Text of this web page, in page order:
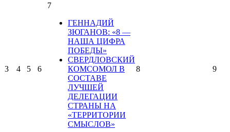
3 4 5 6
7
ГЕННАДИЙ
ЗЮГАНОВ: «8 —
НАША ЦИФРА
ПОБЕДЫ»
СВЕРДЛОВСКИЙ
КОМСОМОЛ В
СОСТАВЕ
ЛУЧШЕЙ
ДЕЛЕГАЦИИ
СТРАНЫ НА
«ТЕРРИТОРИИ
СМЫСЛОВ»
8 9